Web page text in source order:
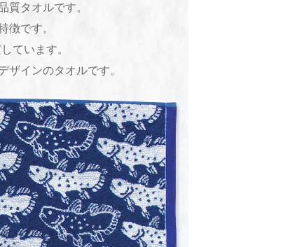
質タオルです。
徴です。
ています。
ザインのタオルです。